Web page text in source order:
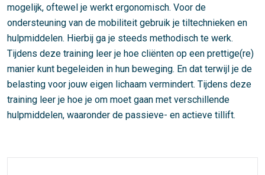
mogelijk, oftewel je werkt ergonomisch. Voor de
ondersteuning van de mobiliteit gebruik je tiltechnieken en
hulpmiddelen. Hierbij ga je steeds methodisch te werk.
Tijdens deze training leer je hoe cliënten op een prettige(re)
manier kunt begeleiden in hun beweging. En dat terwijl je de
belasting voor jouw eigen lichaam vermindert. Tijdens deze
training leer je hoe je om moet gaan met verschillende
hulpmiddelen, waaronder de passieve- en actieve tillift.